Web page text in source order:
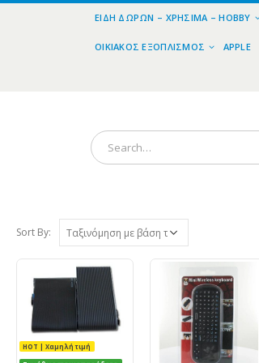
ΕΊΔΗ ΔΏΡΩΝ – ΧΡΉΣΙΜΑ – HOBBY
ΟΙΚΙΑΚΌΣ ΕΞΟΠΛΙΣΜΌΣ APPLE
Sort By:
HOT | Χαμηλή τιμή